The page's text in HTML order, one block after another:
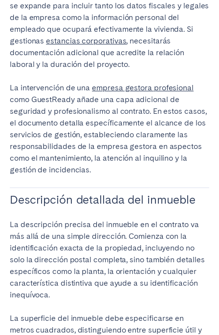
se expande para incluir tanto los datos fiscales y legales
de la empresa como la información personal del
empleado que ocupará efectivamente la vivienda. Si
gestionasestancias corporativas, necesitarás
documentación adicional que acredite la relación
laboral y la duración del proyecto.
La intervención de unaempresa gestora profesional
como GuestReady añade una capa adicional de
seguridad y profesionalismo al contrato. En estos casos,
el documento detalla específicamente el alcance de los
servicios de gestión, estableciendo claramente las
responsabilidades de la empresa gestora en aspectos
como el mantenimiento, la atención al inquilino y la
gestión de incidencias.
Descripción detallada del inmueble
La descripción precisa del inmueble en el contrato va
más allá de una simple dirección. Comienza con la
identificación exacta de la propiedad, incluyendo no
solo la dirección postal completa, sino también detalles
específicos como la planta, la orientación y cualquier
característica distintiva que ayude a su identificación
inequívoca.
La superficie del inmueble debe especificarse en
metros cuadrados, distinguiendo entre superficie útil y